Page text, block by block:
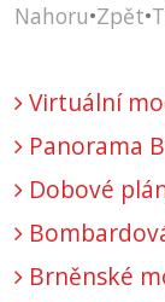
Nahoru•Zpět•
Virtuální
Panorama
Dobové
Brněnské